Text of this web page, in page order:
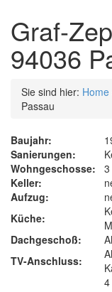
Graf-
94036
Sie sind hier: Home
Passau
Baujahr:
Sanierungen:
Wohngeschosse:
3
Keller:
Aufzug:
Küche:
Dachgeschoß:
TV-Anschluss: